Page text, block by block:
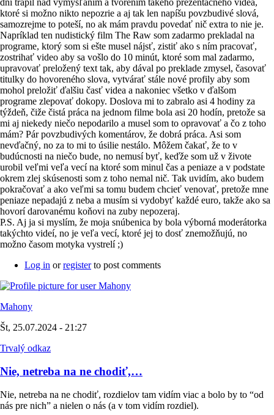
ktoré si možno nikto nepozrie a aj tak len napíšu povzbudivé slová,
samozrejme to poteší, no ak mám pravdu povedať nič extra to nie je.
Napríklad ten nudistický film The Raw som zadarmo prekladal na
programe, ktorý som si ešte musel nájsť, zistiť ako s ním pracovať,
zostrihať video aby sa vošlo do 10 minút, ktoré som mal zadarmo,
upravovať preložený text tak, aby dával po preklade zmysel, časovať
titulky do hovoreného slova, vytvárať stále nové profily aby som
mohol preložiť ďalšiu časť videa a nakoniec všetko v ďalšom
programe zlepovať dokopy. Doslova mi to zabralo asi 4 hodiny za
týždeň, čiže čistá práca na jednom filme bola asi 20 hodín, pretože sa
mi aj niekedy niečo nepodarilo a musel som to opravovať a čo z toho
mám? Pár povzbudivých komentárov, že dobrá práca. Asi som
nevďačný, no za to mi to úsilie nestálo. Môžem čakať, že to v
budúcnosti na niečo bude, no nemusí byť, keďže som už v živote
urobil veľmi veľa vecí na ktoré som minul čas a peniaze a v podstate
okrem zlej skúsenosti som z toho nemal nič. Tak uvidím, ako budem
pokračovať a ako veľmi sa tomu budem chcieť venovať, pretože mne
peniaze nepadajú z neba a musím si vydobyť každé euro, takže ako sa
hovorí darovanému koňovi na zuby nepozeraj.
P.S. Aj ja si myslím, že moja snúbenica by bola výborná moderátorka
takýchto videí, no je veľa vecí, ktoré jej to dosť znemožňujú, no
možno časom motyka vystrelí ;)
Log in orregisterto post comments
Mahony
Št, 25.07.2024 - 21:27
Trvalý odkaz
Nie, netreba na ne chodiť,…
Nie, netreba na ne chodiť, rozdielov tam vidím viac a bolo by to “od
nás pre nich” a nielen o nás (a v tom vidím rozdiel).